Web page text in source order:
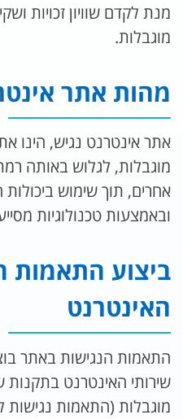
מנת לקדם שוויון זכויות
מוגבלות.
מהות אתר
אתר אינטרנט נגיש, הינו
מוגבלות, לגלוש באותה
אחרים, תוך שימוש
ובאמצעות טכנולוגיות
ביצוע התאמות
האינטרנט
התאמות הנגישות באתר
שירותי האינטרנט בתקנות